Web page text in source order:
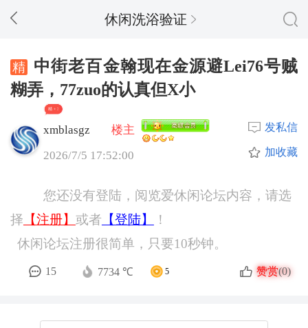
休闲洗浴验证
中街老百金翰现在金源避Lei76号贼
糊弄，77zuo的认真但X小
精 + 3
xmblasgz
楼主
2026/7/5 17:52:00
发私信
加收藏
您还没有登陆，阅览爱休闲论坛内容，请选
择 【注册】 或者 【登陆】
！
休闲论坛注册很简单，只要10秒钟。
15 7734 ℃ 5 赞赏(0)